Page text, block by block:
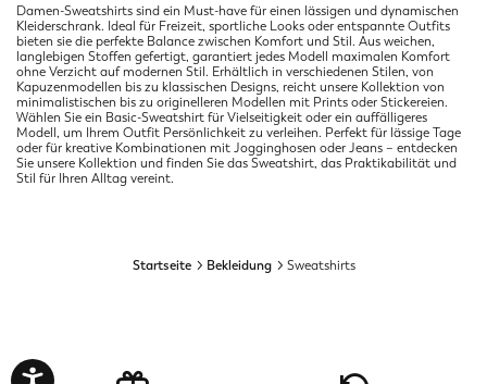
Damen-Sweatshirts sind ein Must-have für einen lässigen und dynamischen
Kleiderschrank. Ideal für Freizeit, sportliche Looks oder entspannte Outfits
bieten sie die perfekte Balance zwischen Komfort und Stil. Aus weichen,
langlebigen Stoffen gefertigt, garantiert jedes Modell maximalen Komfort
ohne Verzicht auf modernen Stil. Erhältlich in verschiedenen Stilen, von
Kapuzenmodellen bis zu klassischen Designs, reicht unsere Kollektion von
minimalistischen bis zu originelleren Modellen mit Prints oder Stickereien.
Wählen Sie ein Basic-Sweatshirt für Vielseitigkeit oder ein auffälligeres
Modell, um Ihrem Outfit Persönlichkeit zu verleihen. Perfekt für lässige Tage
oder für kreative Kombinationen mit Jogginghosen oder Jeans – entdecken
Sie unsere Kollektion und finden Sie das Sweatshirt, das Praktikabilität und
Stil für Ihren Alltag vereint.
Startseite Bekleidung Sweatshirts